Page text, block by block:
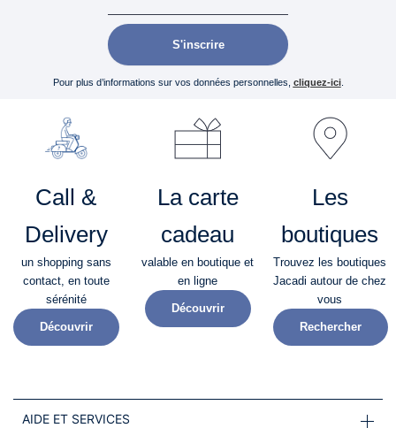
S'inscrire
Pour plus d’informations sur vos données personnelles, cliquez-ici.
Call &
Delivery
un shopping sans
contact, en toute
sérénité​
Découvrir
La carte
cadeau
valable en boutique et
en ligne
Découvrir
Les
boutiques
Trouvez les boutiques
Jacadi autour de chez
vous
Rechercher
AIDE ET SERVICES